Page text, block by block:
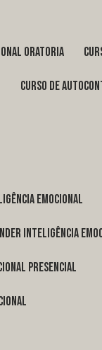
oratoria
curso de
emocional
inteligência
presencial